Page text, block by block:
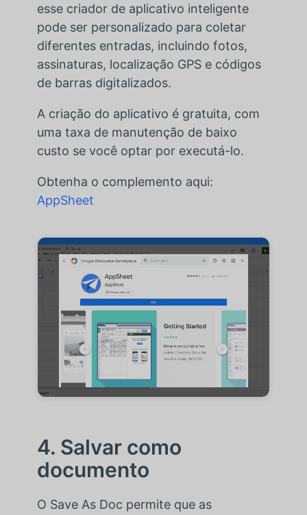
esse criador de aplicativo inteligente
pode ser personalizado para coletar
diferentes entradas, incluindo fotos,
assinaturas, localização GPS e códigos
de barras digitalizados.
A criação do aplicativo é gratuita, com
uma taxa de manutenção de baixo
custo se você optar por executá-lo.
Obtenha o complemento aqui:
AppSheet
4. Salvar como
documento
O Save As Doc permite que as